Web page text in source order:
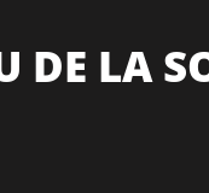
DE LA